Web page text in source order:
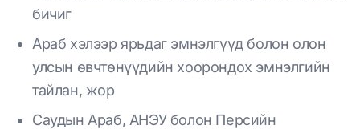
бичиг
Араб хэлээр ярьдаг эмнэлгүүд болон олон
улсын өвчтөнүүдийн хоорондох эмнэлгийн
тайлан, жор
Саудын Араб, АНЭУ болон Персийн